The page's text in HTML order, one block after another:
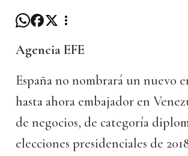
Agencia EFE
España no nombrará un nuevo
hasta ahora embajador en
de negocios, de categoría
elecciones presidenciales de